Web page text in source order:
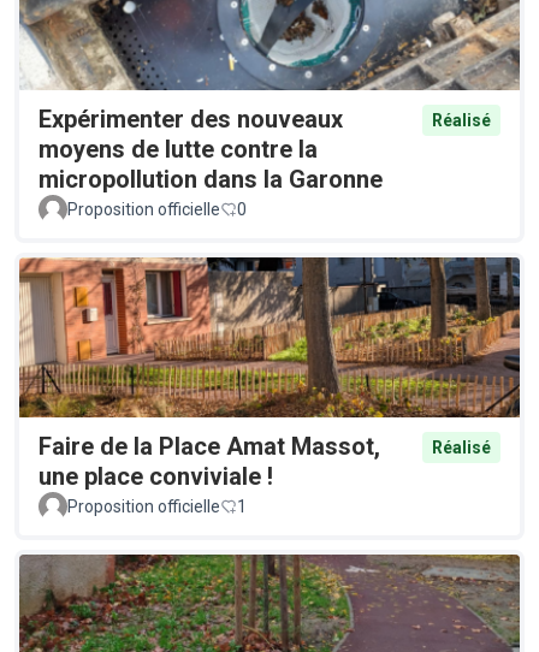
Expérimenter des nouveaux
moyens de lutte contre la
micropollution dans la Garonne
Réalisé
Proposition officielle 0
Faire de la Place Amat Massot,
une place conviviale !
Réalisé
Proposition officielle 1